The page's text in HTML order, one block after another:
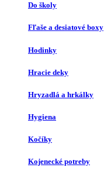
Do školy
Fľaše a desiatové boxy
Hodinky
Hracie deky
Hryzadlá a hrkálky
Hygiena
Kočíky
Kojenecké potreby